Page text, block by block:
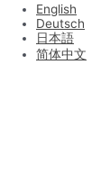
English
Deutsch
日本語
简体中文